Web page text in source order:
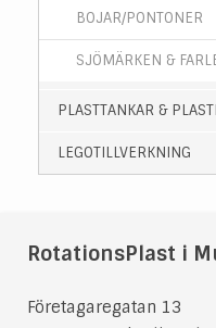
BOJAR/PONTONER
SJÖMÄRKEN &
PLASTTANKAR &
LEGOTILLVERKNING
RotationsPlast i
Företagaregatan 13